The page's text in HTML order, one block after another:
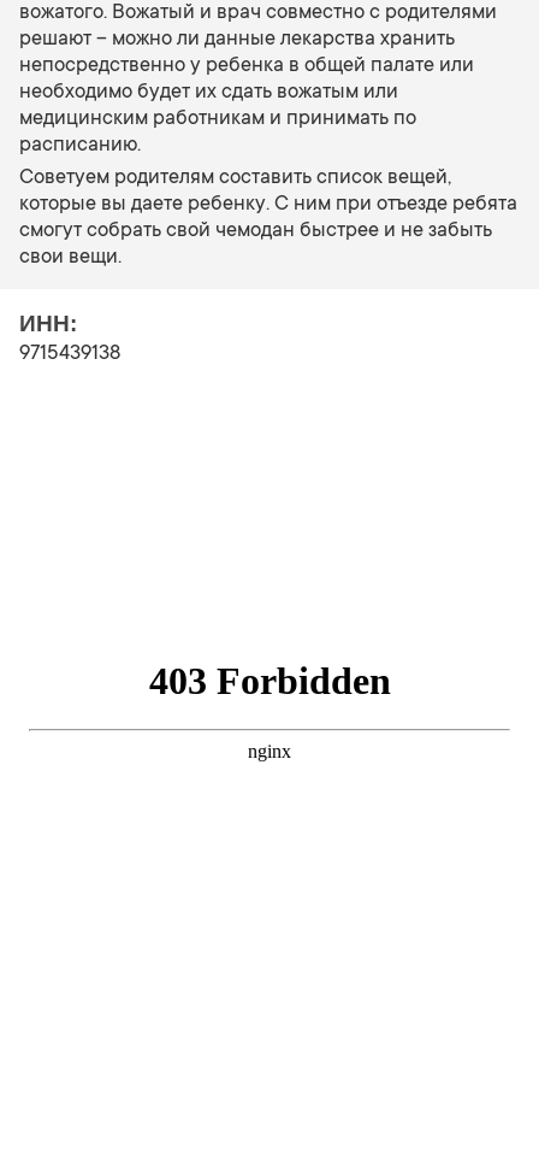
вожатого. Вожатый и врач совместно с родителями
решают – можно ли данные лекарства хранить
непосредственно у ребенка в общей палате или
необходимо будет их сдать вожатым или
медицинским работникам и принимать по
расписанию.
Советуем родителям составить список вещей,
которые вы даете ребенку. С ним при отъезде ребята
смогут собрать свой чемодан быстрее и не забыть
свои вещи.
ИНН:
9715439138